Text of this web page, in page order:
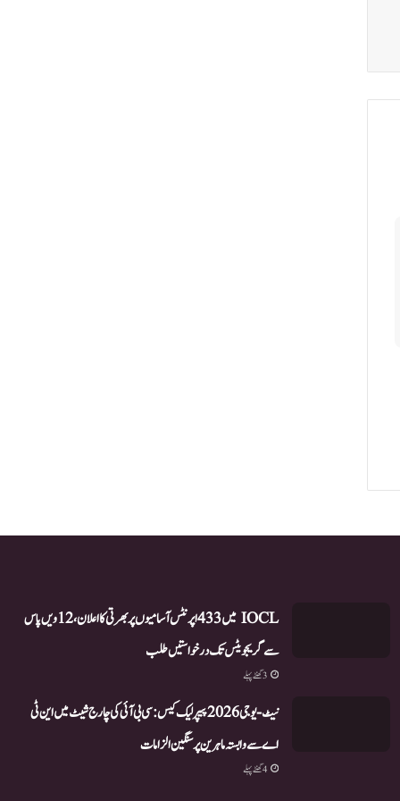
IOCL میں 433 اپرنٹس آسامیوں پر بھرتی کا اعلان، 12ویں پاس
سے گریجویٹس تک درخواستیں طلب
3 گھنٹے پہلے
نیٹ-یو جی 2026 پیپر لیک کیس: سی بی آئی کی چارج شیٹ میں این ٹی
اے سے وابستہ ماہرین پر سنگین الزامات
4 گھنٹے پہلے